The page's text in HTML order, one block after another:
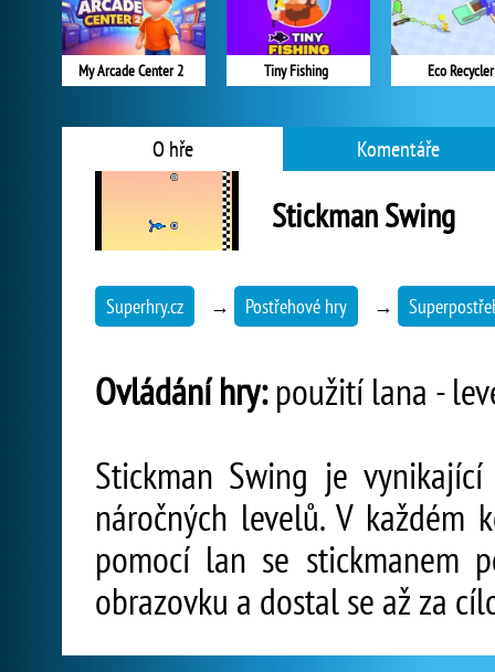
My Arcade Center 2 Tiny Fishing Eco Recycler
O hře Komentáře
Stickman Swing
Superhry.cz → Postřehové hry →
Ovládání hry:použití lana -
Stickman Swing je
náročných levelů. V každém
pomocí lan se stickmanem
obrazovku a dostal se až za